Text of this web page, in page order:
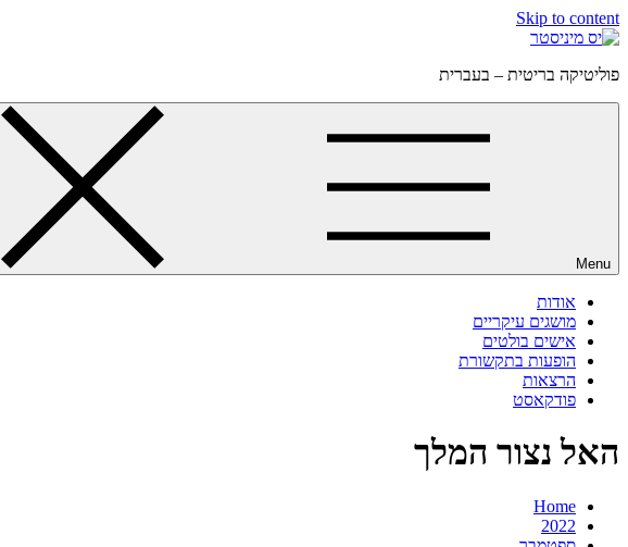
Skip to content
פוליטיקה בריטית – בעברית
Menu
אודות
מושגים עיקריים
אישים בולטים
הופעות בתקשורת
הרצאות
פודקאסט
האל נצור המלך
Home
2022